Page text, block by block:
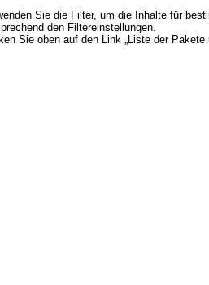
Sie die Filter, um die Inhalte für
den Filtereinstellungen.
Sie oben auf den Link „Liste der